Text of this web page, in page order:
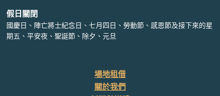
假日關閉
國慶日、陣亡將士紀念日、七月四日、勞動節、感恩節及接下來的星
期五、平安夜、聖誕節、除夕、元旦
場地租借
關於我們